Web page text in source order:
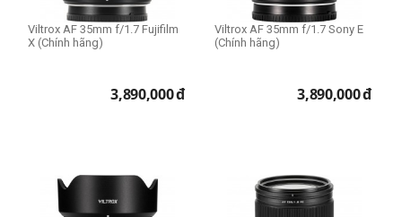
Viltrox AF 35mm f/1.7 Fujifilm
X (Chính hãng)
3,890,000đ
Viltrox AF 35mm f/1.7 Sony E
(Chính hãng)
3,890,000đ